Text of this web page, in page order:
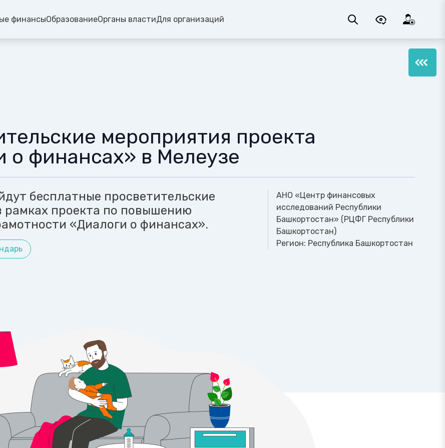
финансыОбразованиеОрганы властиДля организаций
мероприятия проекта
о финансах» в Мелеузе
бесплатные просветительские
рамках проекта по повышению
«Диалоги о финансах».
АНО «Центр финансовых
исследований Республики
Башкортостан» (РЦФГ Республики
Башкортостан)
Регион: Республика Башкортостан